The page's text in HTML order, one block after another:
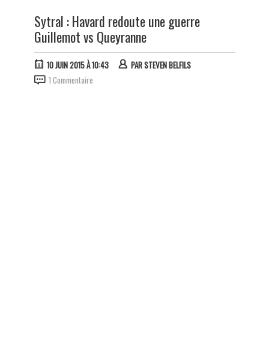
Sytral : Havard redoute une guerre
Guillemot vs Queyranne
10 JUIN 2015 À 10:43 PARSTEVEN BELFILS
1 Commentaire